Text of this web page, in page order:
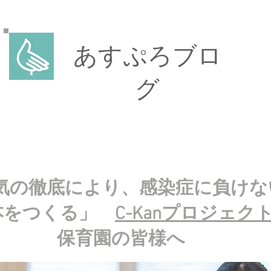
あすぷろブロ
グ
の徹底により、感染症に負け
をつくる」 C-Kanプロジェク
​保育園の皆様へ